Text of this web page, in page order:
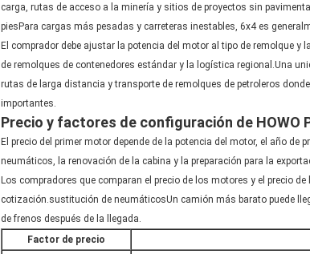
carga, rutas de acceso a la minería y sitios de proyectos sin
piesPara cargas más pesadas y carreteras inestables, 6x4 es
El comprador debe ajustar la potencia del motor al tipo de remolque y
de remolques de contenedores estándar y la logística regional.Una
rutas de larga distancia y transporte de remolques de petroleros
importantes.
Precio y factores de configuración de HOWO
El precio del primer motor depende de la potencia del motor, el año
neumáticos, la renovación de la cabina y la preparación para la
Los compradores que comparan el precio de los motores y el precio
cotización.sustitución de neumáticosUn camión más barato puede
de frenos después de la llegada.
Factor de precio